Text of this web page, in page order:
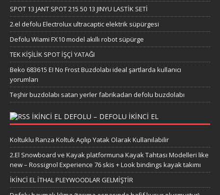
SPOT 13 JANT SPOT 215 50 13 JINYU LASTİK SETİ
2.el defolu Electrolux ultracaptic elektrik süpürgesi
Defolu Wiami FX10 model akıllı robot süpürge
TEK KİŞİLİK SPOT İŞÇİ YATAĞI
Beko 683615 EI No Frost Buzdolabı ideal şartlarda kullanıcı
yorumları
Teşhir buzdolabı satan yerler fabrikadan defolu buzdolabı
IKINCI EL DEFOLU – DEFOLU IKINCI EL
Koltuklu Ranza Koltuk Açılıp Yatak Olarak Kullanılabilir
2.El Snowboard ve Kayak platformuna Kayak Tahtası Modelleri like
new – Rossignol Experience 76 skis + Look bindings kayak takımı
İKİNCİ EL İTHAL PLEYWOODLAR GELMİŞTİR